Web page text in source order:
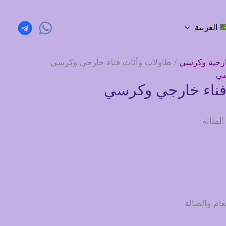
العربية
وكرسي / طاولات وأثاث فناء خارجي وكرسي
خارجي وكرسي
والصالة